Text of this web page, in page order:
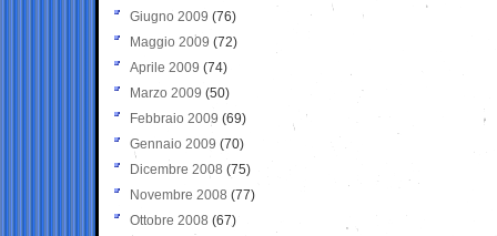
Giugno 2009 (76)
Maggio 2009 (72)
Aprile 2009 (74)
Marzo 2009 (50)
Febbraio 2009 (69)
Gennaio 2009 (70)
Dicembre 2008 (75)
Novembre 2008 (77)
Ottobre 2008 (67)